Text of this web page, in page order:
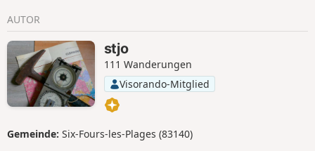
AUTOR
stjo
111 Wanderungen
Visorando-Mitglied
Gemeinde: Six-Fours-les-Plages (83140)